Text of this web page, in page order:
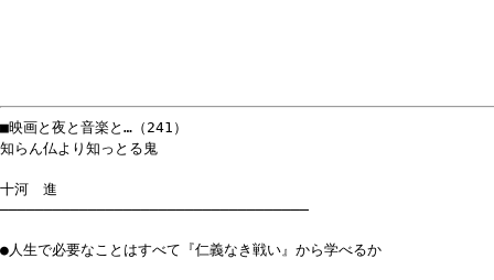
■映画と夜と音楽と…（241）
知らん仏より知っとる鬼
十河 進
───────────────────────────────────
●人生で必要なことはすべて『仁義なき戦い』から学べるか